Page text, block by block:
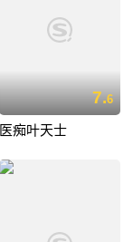
7.6
医痴叶天士